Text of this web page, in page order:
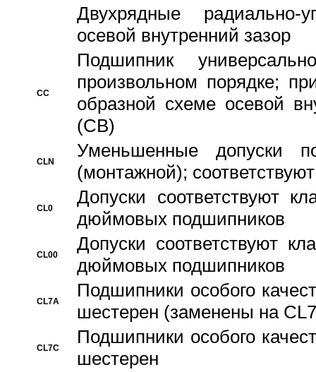
Двухрядные радиально-
осевой внутренний зазор
CC
Подшипник
произвольном порядке;
образной схеме осевой
(CB)
CLN
Уменьшенные
(монтажной);
CL0
Допуски соответствуют
дюймовых подшипников
CL00
Допуски соответствуют
дюймовых подшипников
CL7A
Подшипники особого
шестерен (заменены на
CL7C
Подшипники особого
шестерен